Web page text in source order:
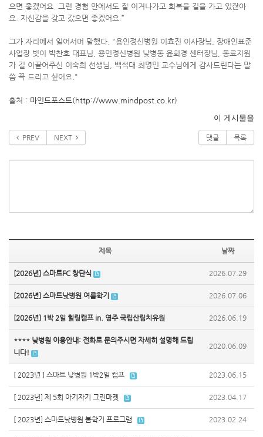
으면 좋겠어요. 그런 경험 안에서도 잘 이겨나가고 회복을 길을 가고 있잖아
요. 자신감을 갖고 갔으면 좋겠어요.”
그가 자리에서 일어서며 말했다. "용인정신병원 이효진 이사장님, 장애인표준
사업장 벗이 박찬호 대표님, 용인정신병원 낮병동 윤희경 센터장님, 동료지원
가 길 이끌어주신 이숙희 선생님, 백석대 최명민 교수님에게 감사드린다는 말
씀 꼭 드리고 싶어요."
출처 : 마인드포스트(http://www.mindpost.co.kr)
이 게시물을
PREV NEXT 댓글 목록
제목 날짜
[2026년] 스마트FC 창단식 2026.07.29
[2026년] 스마트낮병원 여름학기 2026.07.06
[2026년] 1박 2일 힐링캠프 in. 영주 국립산림치유원 2026.06.19
**** 낮병원 이용안내: 전화로 문의주시면 자세히 설명해 드립
니다!
2020.06.09
[ 2023년 ] 스마트 낮병원 1박2일 캠프 2023.06.15
[ 2023년] 제 5회 아기자기 그린마켓 2023.04.17
[ 2023년] 스마트낮병원 봄학기 프로그램 2023.02.24